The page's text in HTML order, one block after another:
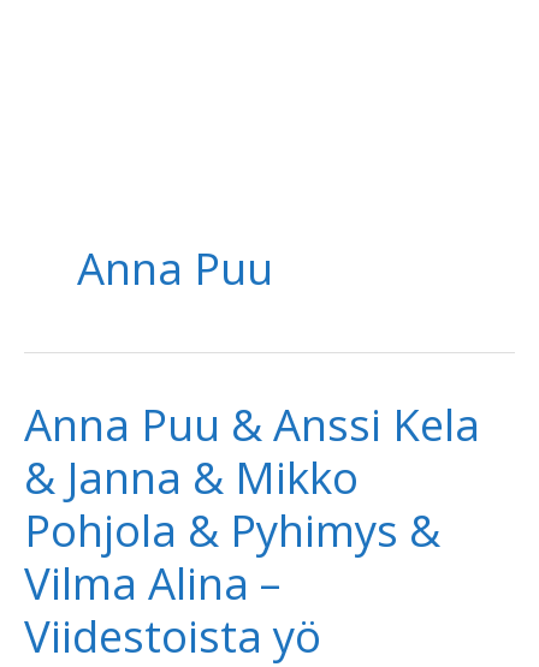
Anna Puu
Anna Puu & Anssi Kela
& Janna & Mikko
Pohjola & Pyhimys &
Vilma Alina –
Viidestoista yö